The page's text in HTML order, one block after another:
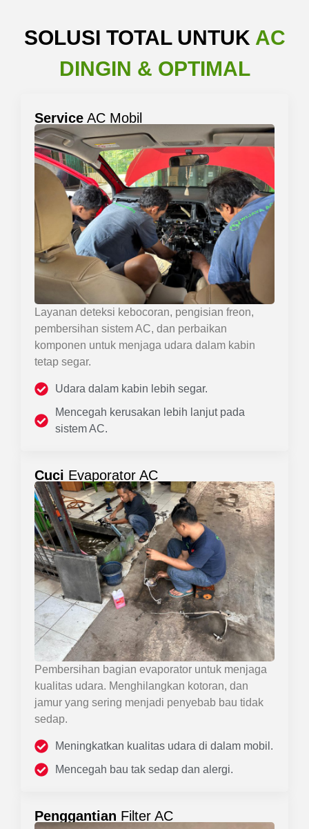
SOLUSI TOTAL UNTUK AC
DINGIN & OPTIMAL
Service AC Mobil
Layanan deteksi kebocoran, pengisian freon,
pembersihan sistem AC, dan perbaikan
komponen untuk menjaga udara dalam kabin
tetap segar.
Udara dalam kabin lebih segar.
Mencegah kerusakan lebih lanjut pada
sistem AC.
Cuci Evaporator AC
Pembersihan bagian evaporator untuk menjaga
kualitas udara. Menghilangkan kotoran, dan
jamur yang sering menjadi penyebab bau tidak
sedap.
Meningkatkan kualitas udara di dalam mobil.
Mencegah bau tak sedap dan alergi.
Penggantian Filter AC